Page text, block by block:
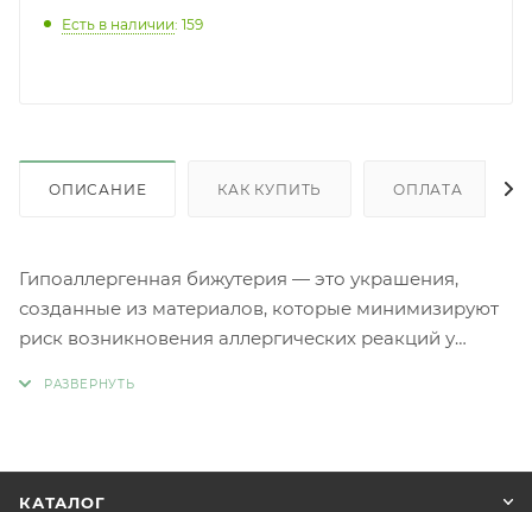
Есть в наличии: 159
ОПИСАНИЕ КАК КУПИТЬ ОПЛАТА
Гипоаллергенная бижутерия — это украшения,
созданные из материалов, которые минимизируют
риск возникновения аллергических реакций у
КАТАЛОГ